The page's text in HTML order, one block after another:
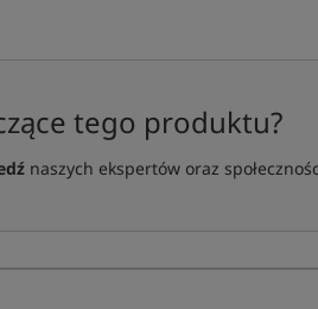
tego produktu?
naszych ekspertów oraz